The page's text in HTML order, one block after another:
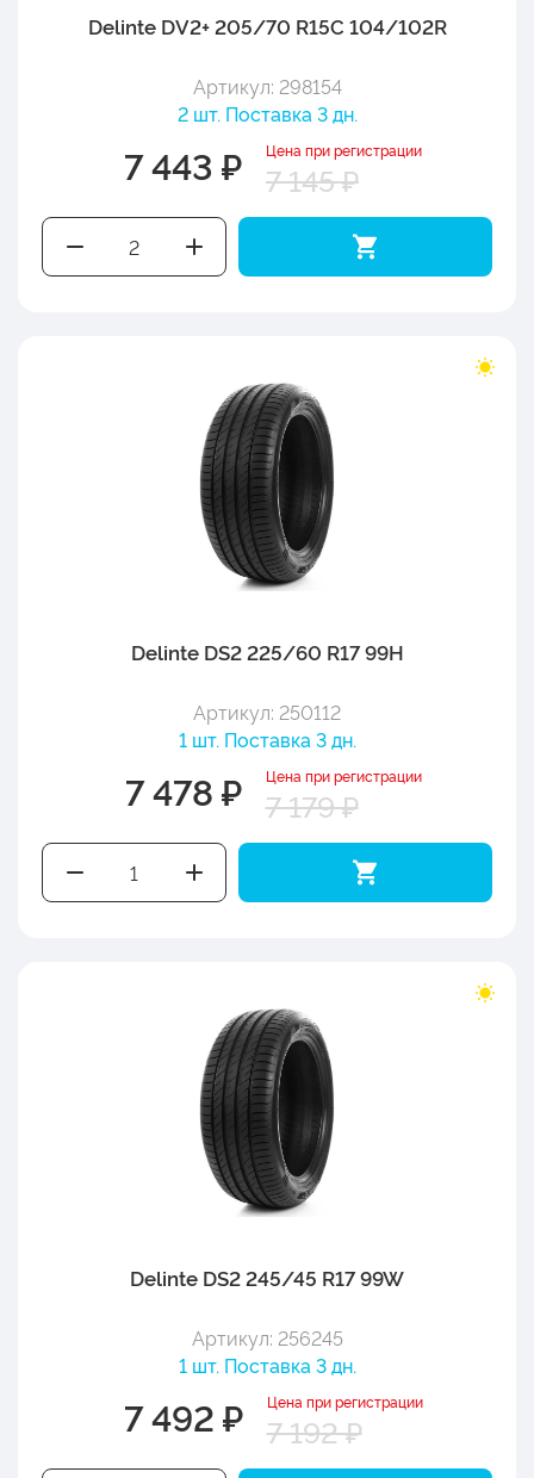
Delinte DV2+ 205/70 R15C 104/102R
Артикул: 298154
2 шт. Поставка 3 дн.
7 443 ₽ Цена при регистрации
7 145 ₽
Delinte DS2 225/60 R17 99H
Артикул: 250112
1 шт. Поставка 3 дн.
7 478 ₽ Цена при регистрации
7 179 ₽
Delinte DS2 245/45 R17 99W
Артикул: 256245
1 шт. Поставка 3 дн.
7 492 ₽ Цена при регистрации
7 192 ₽